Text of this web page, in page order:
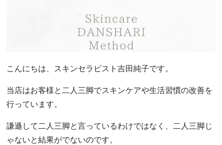
こんにちは、スキンセラピスト吉田純子です。
当店はお客様と二人三脚でスキンケアや生活習慣の改善を
行っています。
謙遜して二人三脚と言っているわけではなく、二人三脚じ
ゃないと結果がでないのです。